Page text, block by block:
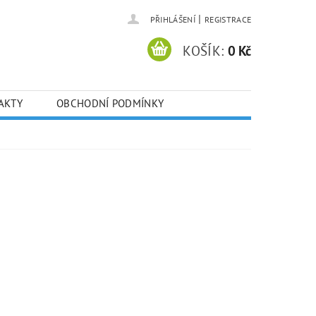
PŘIHLÁŠENÍ | REGISTRACE
KOŠÍK: 0 Kč
OBCHODNÍ PODMÍNKY